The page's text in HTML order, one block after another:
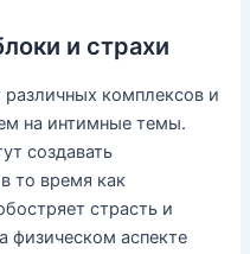
и страхи
комплексов и
на интимные темы.
создавать
то время как
страсть и
физическом аспекте